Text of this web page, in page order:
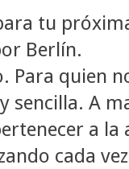
tu
Berlín.
Para quien
sencilla. A
a
cada